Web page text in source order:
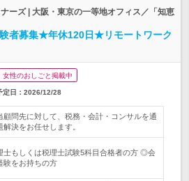
ーズ | 大阪・東京の一等地オフィス／「知恵
者募集★年休120日★リモートワーク
女性のおしごと掲載中
定日： 2026/12/28
顧問先に対して、税務・会計・コンサルを通
決をお任せします。
士もしくは税理士試験5科目合格者の方 ◎会
験をお持ちの方